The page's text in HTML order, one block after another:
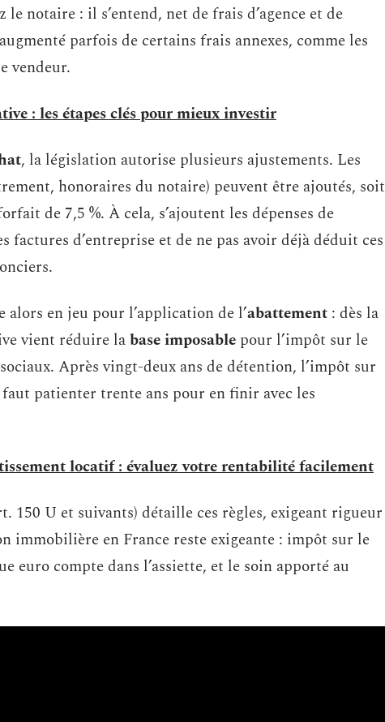
le notaire : il s’entend, net de frais d’agence et de
parfois de certains frais annexes, comme les
vendeur.
: les étapes clés pour mieux investir
, la législation autorise plusieurs ajustements. Les
honoraires du notaire) peuvent être ajoutés, soit
de 7,5 %. À cela, s’ajoutent les dépenses de
factures d’entreprise et de ne pas avoir déjà déduit ces
alors en jeu pour l’application de l’abattement : dès la
vient réduire labase imposable pour l’impôt sur le
Après vingt-deux ans de détention, l’impôt sur
patienter trente ans pour en finir avec les
locatif : évaluez votre rentabilité facilement
150 U et suivants) détaille ces règles, exigeant rigueur
immobilière en France reste exigeante : impôt sur le
euro compte dans l’assiette, et le soin apporté au